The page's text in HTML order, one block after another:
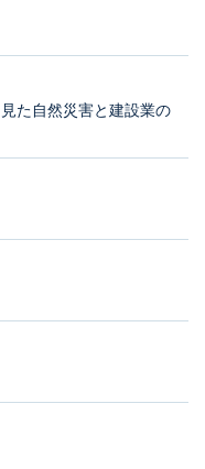
た自然災害と建設業の